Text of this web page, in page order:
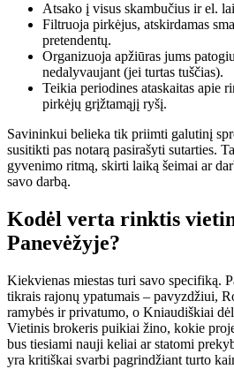
Atsako į visus skambučius ir el.
Filtruoja pirkėjus, atskirdamas
pretendentų.
Organizuoja apžiūras jums
nedalyvaujant (jei turtas tuščias).
Teikia periodines ataskaitas apie
pirkėjų grįžtamąjį ryšį.
Savininkui belieka tik priimti galutinį
susitikti pas notarą pasirašyti sutarties.
gyvenimo ritmą, skirti laiką šeimai ar
savo darbą.
Kodėl verta rinktis
Panevėžyje?
Kiekvienas miestas turi savo specifiką.
tikrais rajonų ypatumais – pavyzdžiui,
ramybės ir privatumo, o Kniaudiškiai
Vietinis brokeris puikiai žino, kokie
bus tiesiami nauji keliai ar statomi
yra kritiškai svarbi pagrindžiant turto